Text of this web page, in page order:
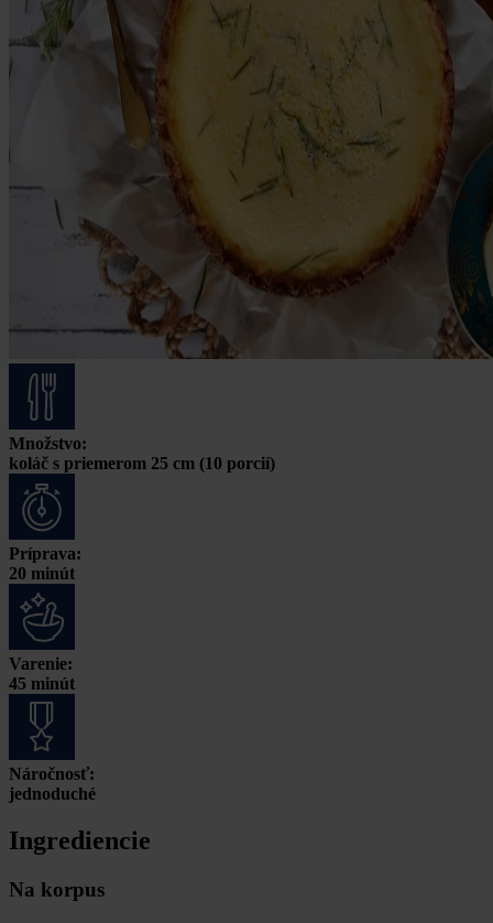
Množstvo:
koláč s priemerom 25 cm (10 porcií)
Príprava:
20 minút
Varenie:
45 minút
Náročnosť:
jednoduché
Ingrediencie
Na korpus